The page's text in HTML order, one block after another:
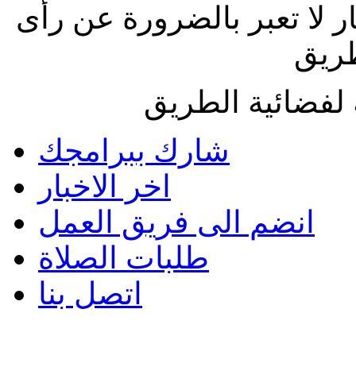
لا تعبر بالضرورة عن رأى
الطريق
شارك ببرامجك
اخر الاخبار
انضم الى فريق العمل
طلبات الصلاة
اتصل بنا